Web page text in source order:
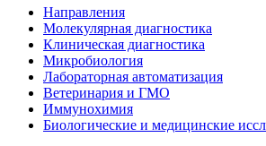
Направления
Молекулярная диагностика
Клиническая диагностика
Микробиология
Лабораторная автоматизация
Ветеринария и ГМО
Иммунохимия
Биологические и медицинские